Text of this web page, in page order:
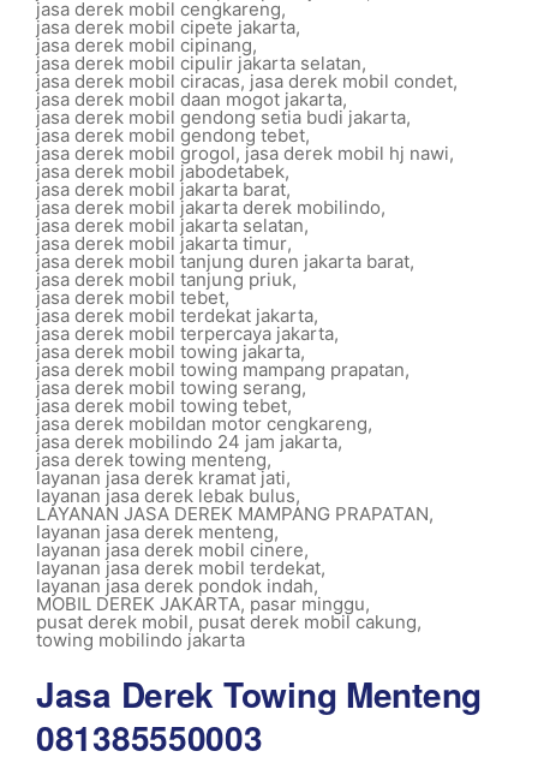
jasa derek mobil cengkareng,
jasa derek mobil cipete jakarta,
jasa derek mobil cipinang,
jasa derek mobil cipulir jakarta selatan,
jasa derek mobil ciracas, jasa derek mobil condet,
jasa derek mobil daan mogot jakarta,
jasa derek mobil gendong setia budi jakarta,
jasa derek mobil gendong tebet,
jasa derek mobil grogol, jasa derek mobil hj nawi,
jasa derek mobil jabodetabek,
jasa derek mobil jakarta barat,
jasa derek mobil jakarta derek mobilindo,
jasa derek mobil jakarta selatan,
jasa derek mobil jakarta timur,
jasa derek mobil tanjung duren jakarta barat,
jasa derek mobil tanjung priuk,
jasa derek mobil tebet,
jasa derek mobil terdekat jakarta,
jasa derek mobil terpercaya jakarta,
jasa derek mobil towing jakarta,
jasa derek mobil towing mampang prapatan,
jasa derek mobil towing serang,
jasa derek mobil towing tebet,
jasa derek mobildan motor cengkareng,
jasa derek mobilindo 24 jam jakarta,
jasa derek towing menteng,
layanan jasa derek kramat jati,
layanan jasa derek lebak bulus,
LAYANAN JASA DEREK MAMPANG PRAPATAN,
layanan jasa derek menteng,
layanan jasa derek mobil cinere,
layanan jasa derek mobil terdekat,
layanan jasa derek pondok indah,
MOBIL DEREK JAKARTA, pasar minggu,
pusat derek mobil, pusat derek mobil cakung,
towing mobilindo jakarta
Jasa Derek Towing Menteng
081385550003